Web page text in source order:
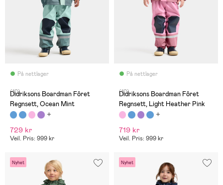
På nettlager
(10)
Didriksons Boardman Fôret
Regnsett, Ocean Mint
729 kr
Veil. Pris: 999 kr
På nettlager
(10)
Didriksons Boardman Fôret
Regnsett, Light Heather Pink
719 kr
Veil. Pris: 999 kr
Nyhet Nyhet